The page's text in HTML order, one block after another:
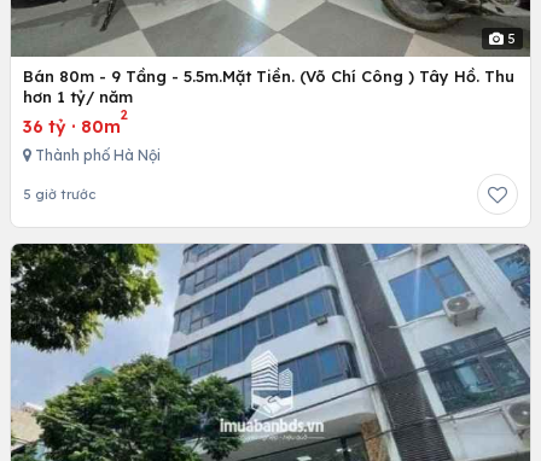
5
Bán 80m - 9 Tầng - 5.5m.Mặt Tiền. (Võ Chí Công ) Tây Hồ. Thu
hơn 1 tỷ/ năm
36 tỷ · 80m
2
Thành phố Hà Nội
5 giờ trước